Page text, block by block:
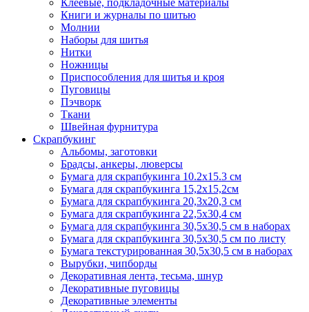
Клеевые, подкладочные материалы
Книги и журналы по шитью
Молнии
Наборы для шитья
Нитки
Ножницы
Приспособления для шитья и кроя
Пуговицы
Пэчворк
Ткани
Швейная фурнитура
Скрапбукинг
Альбомы, заготовки
Брадсы, анкеры, люверсы
Бумага для скрапбукинга 10.2х15.3 см
Бумага для скрапбукинга 15,2х15,2см
Бумага для скрапбукинга 20,3х20,3 см
Бумага для скрапбукинга 22,5х30,4 см
Бумага для скрапбукинга 30,5х30,5 см в наборах
Бумага для скрапбукинга 30,5х30,5 см по листу
Бумага текстурированная 30,5х30,5 см в наборах
Вырубки, чипборды
Декоративная лента, тесьма, шнур
Декоративные пуговицы
Декоративные элементы